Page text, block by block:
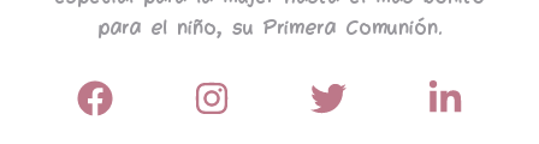
para el niño, su Primera Comunión.